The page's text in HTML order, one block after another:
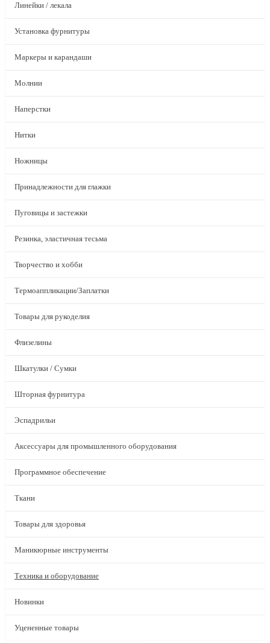
Линейки / лекала
Установка фурнитуры
Маркеры и карандаши
Молнии
Наперстки
Нитки
Ножницы
Принадлежности для глажки
Пуговицы и застежки
Резинка, эластичная тесьма
Творчество и хобби
Термоаппликации/Заплатки
Товары для рукоделия
Флизелины
Шкатулки / Сумки
Шторная фурнитура
Эспадрильи
Аксессуары для промышленного оборудования
Программное обеспечение
Ткани
Товары для здоровья
Маникюрные инструменты
Техника и оборудование
Новинки
Уцененные товары